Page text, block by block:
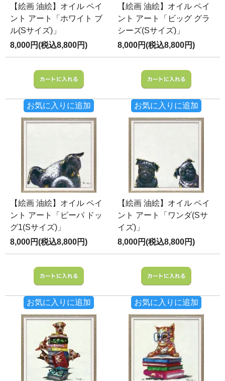
【絵画 油絵】オイル ペイ
ント アート「ホワイト ブ
ル(Sサイズ)」
8,000円(税込8,800円)
お気に入りに追加
【絵画 油絵】オイル ペイ
ント アート「ビッグ グラ
シーズ(Sサイズ)」
8,000円(税込8,800円)
お気に入りに追加
【絵画 油絵】オイル ペイ
ント アート「ピーパ ドッ
グ1(Sサイズ)」
8,000円(税込8,800円)
お気に入りに追加
【絵画 油絵】オイル ペイ
ント アート「ワンダ(Sサ
イズ)」
8,000円(税込8,800円)
お気に入りに追加